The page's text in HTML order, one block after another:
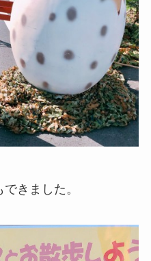
きました。